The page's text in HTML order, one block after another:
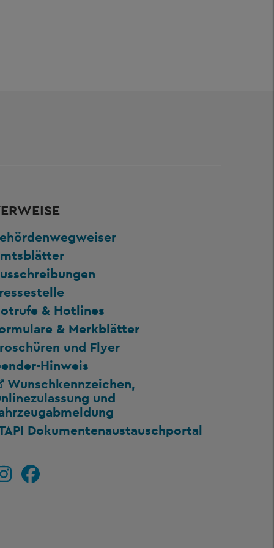
& Hotlines
& Merkblätter
und Flyer
Hinweis
Wunschkennzeichen,
und
Dokumentenaustauschportal